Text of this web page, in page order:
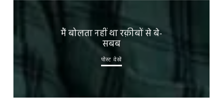
मैं बोलता नहीं था रक़ीबों से बे-
सबब
पोस्ट देखें